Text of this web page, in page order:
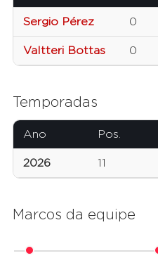
Sergio Pérez 0
Valtteri Bottas 0
Temporadas
Ano Pos.
2026 11
Marcos da equipe